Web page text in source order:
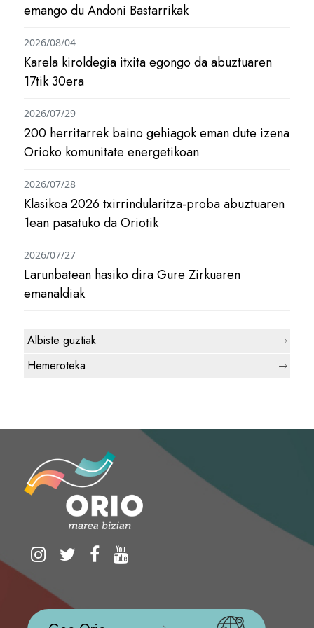
emango du Andoni Bastarrikak
Karela kiroldegia itxita egongo da abuztuaren
17tik 30era
2026/08/04
200 herritarrek baino gehiagok eman dute izena
Orioko komunitate energetikoan
2026/07/29
Klasikoa 2026 txirrindularitza-proba abuztuaren
1ean pasatuko da Oriotik
2026/07/28
Larunbatean hasiko dira Gure Zirkuaren
emanaldiak
2026/07/27
Albiste guztiak
Hemeroteka